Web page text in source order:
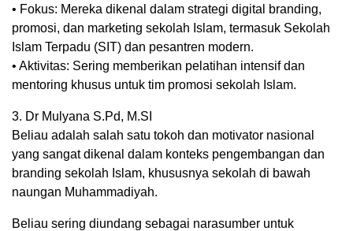
• Fokus: Mereka dikenal dalam strategi digital branding,
promosi, dan marketing sekolah Islam, termasuk Sekolah
Islam Terpadu (SIT) dan pesantren modern.
• Aktivitas: Sering memberikan pelatihan intensif dan
mentoring khusus untuk tim promosi sekolah Islam.
3. Dr Mulyana S.Pd, M.SI
Beliau adalah salah satu tokoh dan motivator nasional
yang sangat dikenal dalam konteks pengembangan dan
branding sekolah Islam, khususnya sekolah di bawah
naungan Muhammadiyah.
Beliau sering diundang sebagai narasumber untuk